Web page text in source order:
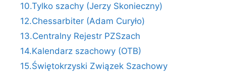
10.Tylko szachy (Jerzy Skonieczny)
12.Chessarbiter (Adam Curyło)
13.Centralny Rejestr PZSzach
14.Kalendarz szachowy (OTB)
15.Świętokrzyski Związek Szachowy